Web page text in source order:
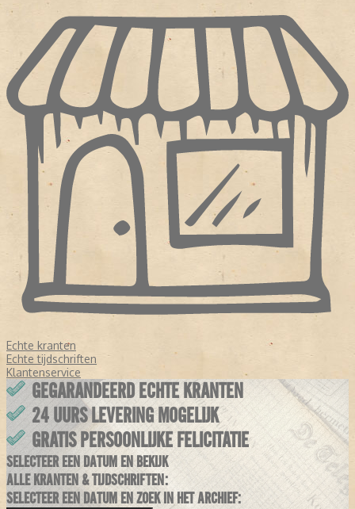
Echte kranten
Echte tijdschriften
Klantenservice
GEGARANDEERD ECHTE KRANTEN
24 UURS LEVERING MOGELIJK
GRATIS PERSOONLIJKE FELICITATIE
SELECTEER EEN DATUM EN BEKIJK
ALLE KRANTEN & TIJDSCHRIFTEN:
SELECTEER EEN DATUM EN ZOEK IN HET ARCHIEF: